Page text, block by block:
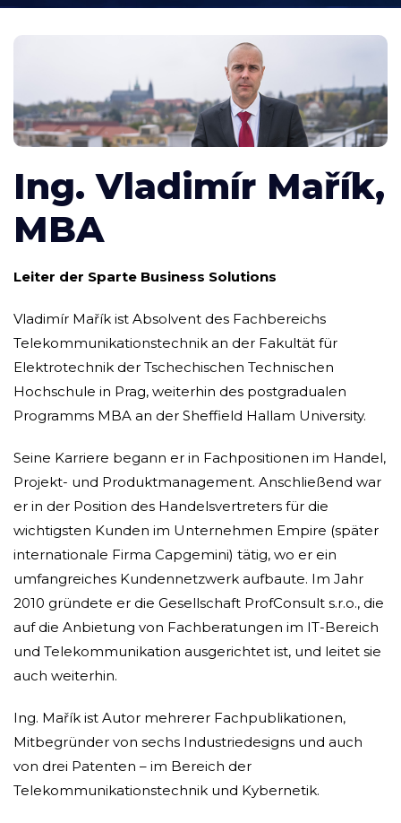
Ing. Vladimír Mařík,
MBA
Leiter der Sparte Business Solutions
Vladimír Mařík ist Absolvent des Fachbereichs
Telekommunikationstechnik an der Fakultät für
Elektrotechnik der Tschechischen Technischen
Hochschule in Prag, weiterhin des postgradualen
Programms MBA an der Sheffield Hallam University.
Seine Karriere begann er in Fachpositionen im Handel,
Projekt- und Produktmanagement. Anschließend war
er in der Position des Handelsvertreters für die
wichtigsten Kunden im Unternehmen Empire (später
internationale Firma Capgemini) tätig, wo er ein
umfangreiches Kundennetzwerk aufbaute. Im Jahr
2010 gründete er die Gesellschaft ProfConsult s.r.o., die
auf die Anbietung von Fachberatungen im IT-Bereich
und Telekommunikation ausgerichtet ist, und leitet sie
auch weiterhin.
Ing. Mařík ist Autor mehrerer Fachpublikationen,
Mitbegründer von sechs Industriedesigns und auch
von drei Patenten – im Bereich der
Telekommunikationstechnik und Kybernetik.